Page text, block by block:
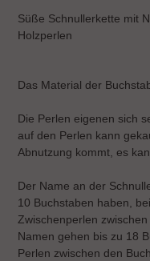
Warenkorb
Süße Schnullerkette mit
Holzperlen
Das Material der
Die Perlen eigenen sich
auf den Perlen kann
Abnutzung kommt, es
Der Name an der
10 Buchstaben haben,
Zwischenperlen
Namen gehen bis zu 18
Perlen zwischen den